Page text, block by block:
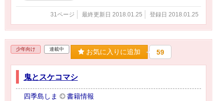
31ページ 最終更新日 2018.01.25 登録日 2018.01.25
少年向け 連載中 お気に入りに追加 59
鬼とスケコマシ
四季島しま 書籍情報